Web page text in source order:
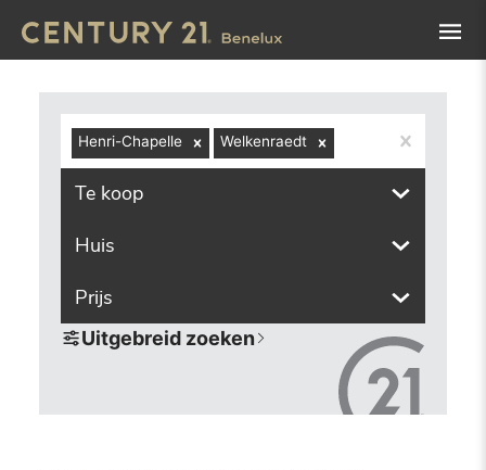
Henri-Chapelle Welkenraedt
Te koop
Huis
Prijs
Uitgebreid zoeken